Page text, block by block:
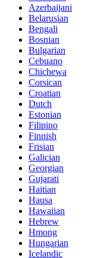
Azerbaijani
Belarusian
Bengali
Bosnian
Bulgarian
Cebuano
Chichewa
Corsican
Croatian
Dutch
Estonian
Filipino
Finnish
Frisian
Galician
Georgian
Gujarati
Haitian
Hausa
Hawaiian
Hebrew
Hmong
Hungarian
Icelandic